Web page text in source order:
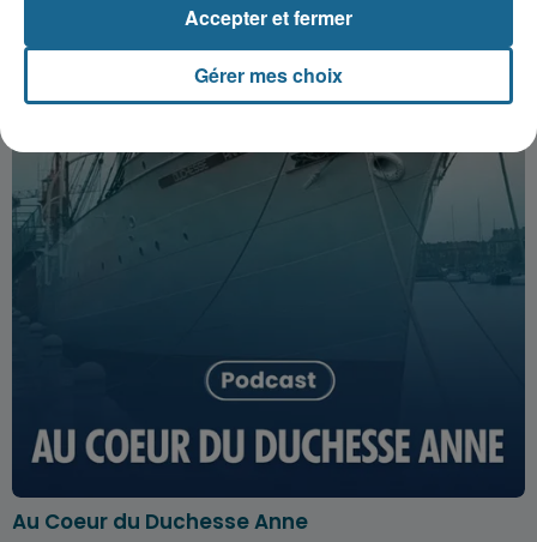
Au Coeur du Duchesse Anne
Gérer mes choix
Accepter et fermer